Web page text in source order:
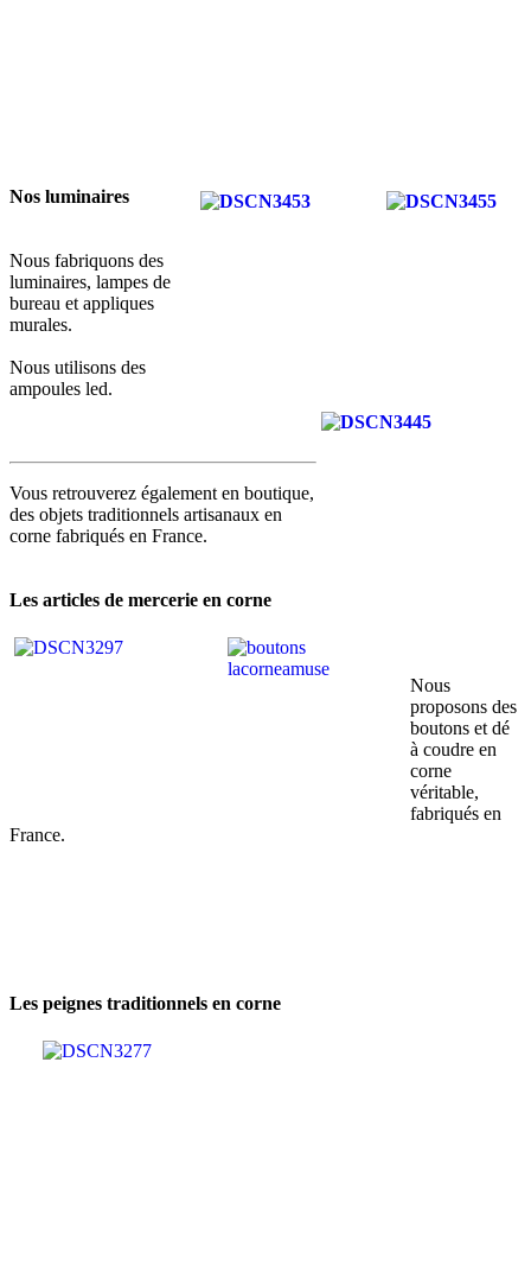
Nos luminaires
Nous fabriquons des
luminaires, lampes de
bureau et appliques
murales.
Nous utilisons des
ampoules led.
Vous retrouverez également en boutique,
des objets traditionnels artisanaux en
corne fabriqués en France.
Les articles de mercerie en corne
Nous
proposons des
boutons et dé
à coudre en
corne
véritable,
fabriqués en
France.
Les peignes traditionnels en corne